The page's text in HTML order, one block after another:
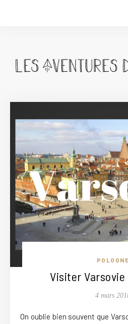
POLOGNE
Visiter
4 mars
On oublie bien souvent que